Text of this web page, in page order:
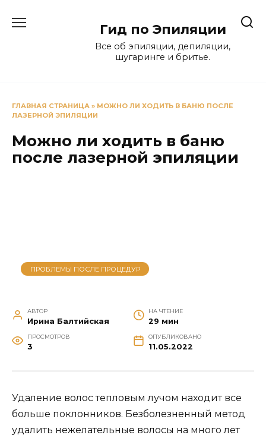
Гид по Эпиляции
Все об эпиляции, депиляции,
шугаринге и бритье.
ГЛАВНАЯ СТРАНИЦА » МОЖНО ЛИ ХОДИТЬ В БАНЮ ПОСЛЕ
ЛАЗЕРНОЙ ЭПИЛЯЦИИ
Можно ли ходить в баню
после лазерной эпиляции
ПРОБЛЕМЫ ПОСЛЕ ПРОЦЕДУР
АВТОР
Ирина Балтийская
НА ЧТЕНИЕ
29 мин
ПРОСМОТРОВ
3
ОПУБЛИКОВАНО
11.05.2022
Удаление волос тепловым лучом находит все
больше поклонников. Безболезненный метод
удалить нежелательные волосы на много лет